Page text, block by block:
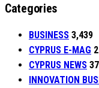
Categories
BUSINESS 3,439
CYPRUS E-MAG 2
CYPRUS NEWS
INNOVATION